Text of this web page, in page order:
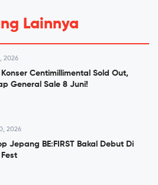
Lainnya
2026
Konser Centimillimental Sold Out,
General Sale 8 Juni!
2026
Jepang BE:FIRST Bakal Debut Di